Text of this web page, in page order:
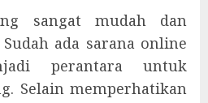
sangat mudah dan
ada sarana online
perantara untuk
Selain memperhatikan